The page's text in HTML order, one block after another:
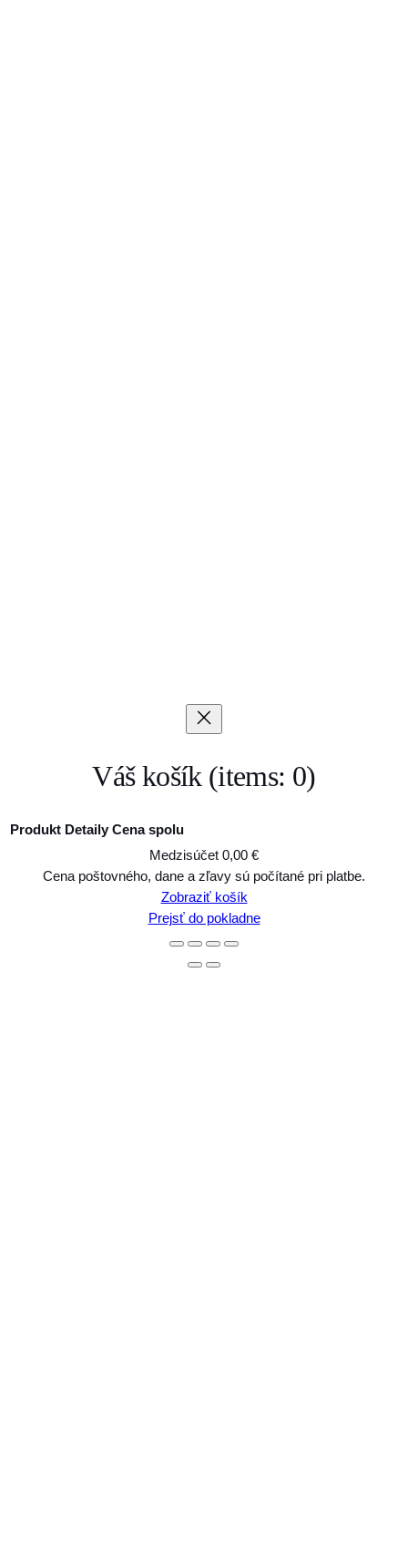
Váš košík (items: 0)
Produkty
Produkt Detaily Cena spolu
Medzisúčet 0,00 €
Cena poštovného, dane a zľavy sú počítané pri platbe.
Zobraziť košík
Prejsť do pokladne